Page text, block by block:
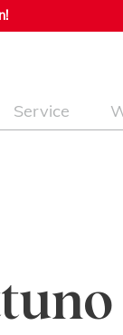
Service